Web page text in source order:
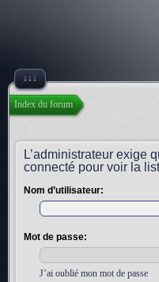
↓↓↓
Index du forum
L’administrateur exige
connecté pour voir la
Nom d’utilisateur:
Mot de passe:
J’ai oublié mon mot de passe